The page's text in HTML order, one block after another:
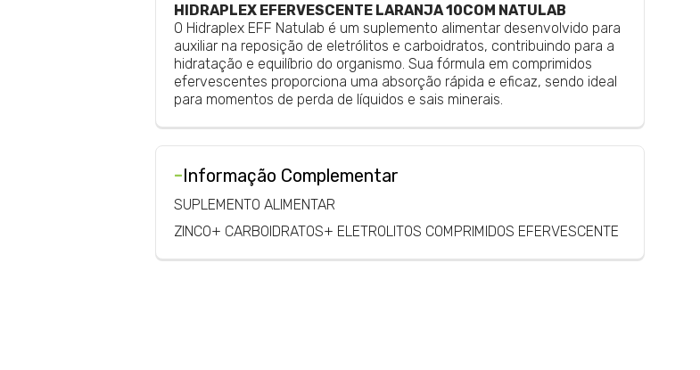
HIDRAPLEX EFERVESCENTE LARANJA 10COM NATULAB
O Hidraplex EFF Natulab é um suplemento alimentar desenvolvido para
auxiliar na reposição de eletrólitos e carboidratos, contribuindo para a
hidratação e equilíbrio do organismo. Sua fórmula em comprimidos
efervescentes proporciona uma absorção rápida e eficaz, sendo ideal
para momentos de perda de líquidos e sais minerais.
-Informação Complementar
SUPLEMENTO ALIMENTAR
ZINCO+ CARBOIDRATOS+ ELETROLITOS COMPRIMIDOS EFERVESCENTE